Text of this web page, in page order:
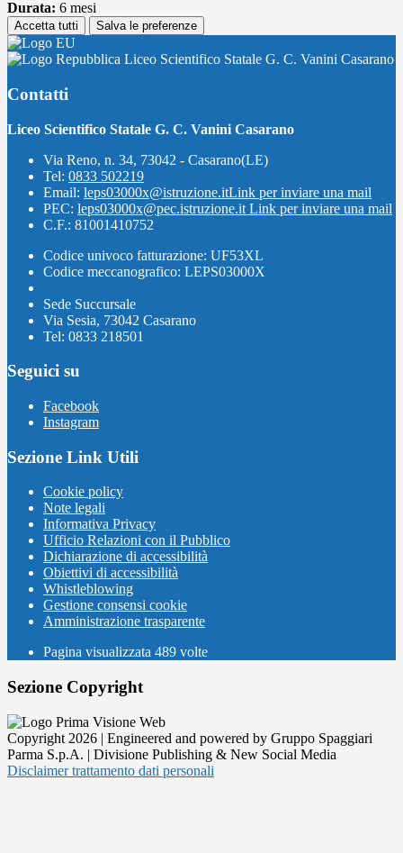
Durata: 6 mesi
Accetta tutti Salva le preferenze
Liceo Scientifico Statale G. C. Vanini Casarano
Contatti
Liceo Scientifico Statale G. C. Vanini Casarano
Via Reno, n. 34, 73042 - Casarano(LE)
Tel: 0833 502219
Email: leps03000x@istruzione.itLink per inviare una mail
PEC: leps03000x@pec.istruzione.it Link per inviare una mail
C.F.: 81001410752
Codice univoco fatturazione: UF53XL
Codice meccanografico: LEPS03000X
Sede Succursale
Via Sesia, 73042 Casarano
Tel: 0833 218501
Seguici su
Facebook
Instagram
Sezione Link Utili
Cookie policy
Note legali
Informativa Privacy
Ufficio Relazioni con il Pubblico
Dichiarazione di accessibilità
Obiettivi di accessibilità
Whistleblowing
Gestione consensi cookie
Amministrazione trasparente
Pagina visualizzata 489 volte
Sezione Copyright
Copyright 2026 | Engineered and powered by Gruppo Spaggiari
Parma S.p.A. | Divisione Publishing & New Social Media
Disclaimer trattamento dati personali